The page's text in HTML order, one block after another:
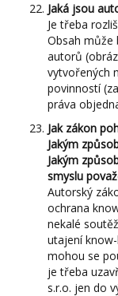
Jaká jsou
Je třeba
Obsah může
autorů
vytvořených
povinností
práva
Jak zákon
Jakým
Jakým
smyslu
Autorský
ochrana
nekalé
utajení
mohou se
je třeba
s.r.o. jen do